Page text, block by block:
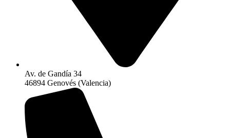
Av. de Gandía 34
46894 Genovés (Valencia)